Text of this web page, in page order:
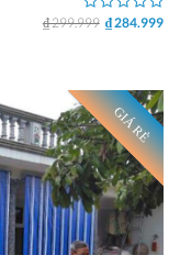
₫ 299.999 ₫ 284.999
GIÁ RẺ